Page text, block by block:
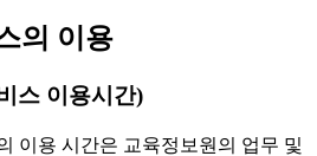
의 이용
스 이용시간)
이용 시간은 교육정보원의 업무 및